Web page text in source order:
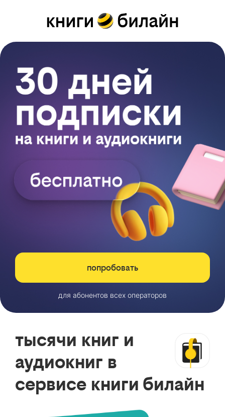
попробовать
для абонентов всех операторов
тысячи книг и
аудиокниг в
сервисе книги билайн